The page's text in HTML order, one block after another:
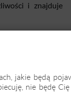
i znajduje
o wąskiej AI
jakie będą
nie będę